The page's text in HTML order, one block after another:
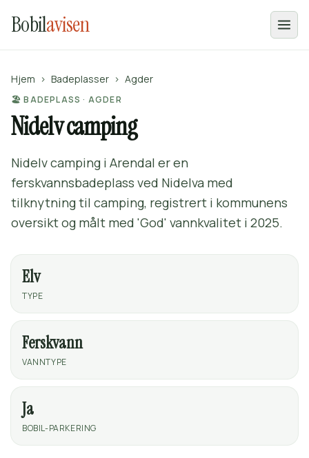
Bobilavisen
Hjem › Badeplasser › Agder
🏖️ BADEPLASS · AGDER
Nidelv camping
Nidelv camping i Arendal er en
ferskvannsbadeplass ved Nidelva med
tilknytning til camping, registrert i kommunens
oversikt og målt med 'God' vannkvalitet i 2025.
Elv
TYPE
Ferskvann
VANNTYPE
Ja
BOBIL-PARKERING